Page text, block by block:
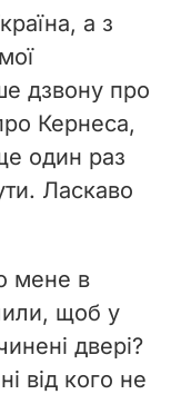
а з
дзвону про
Кернеса,
один раз
Ласкаво
мене в
щоб у
двері?
від кого не